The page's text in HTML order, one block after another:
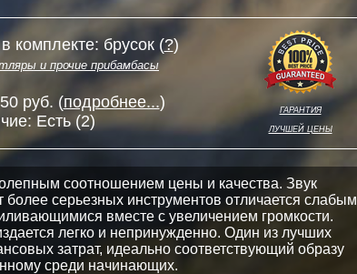
комплекте: брусок (?)
и прочие прибамбасы
руб. (подробнее...)
Есть (2)
гарантия
лучшей цены
соотношением цены и качества. Звук
серьезных инструментов отличается слабым
вместе с увеличением громкости.
легко и непринужденно. Один из лучших
затрат, идеально соответствующий образу
среди начинающих.